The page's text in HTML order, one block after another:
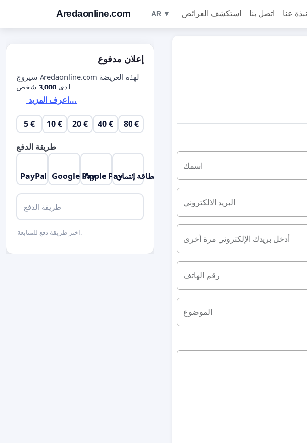
Aredaonline.com AR ▼ استكشف العرائض اتصل بنا نبذة عنا
اسمك
البريد الالكتروني
أدخل بريدك الإلكتروني مرة أخرى
رقم الهاتف
الموضوع
إعلان مدفوع
سيروج Aredaonline.com لهذه العريضة
لدى 3,000 شخص.
اعرف المزيد...
5 € 10 € 20 € 40 € 80 €
طريقة الدفع
PayPal Google PayApple Payبطاقة إئتمان
طريقة الدفع
اختر طريقة دفع للمتابعة.